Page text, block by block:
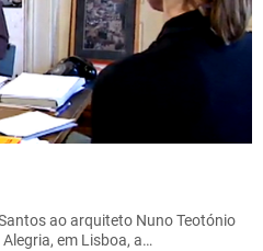
ao arquiteto Nuno Teotónio
em Lisboa, a…